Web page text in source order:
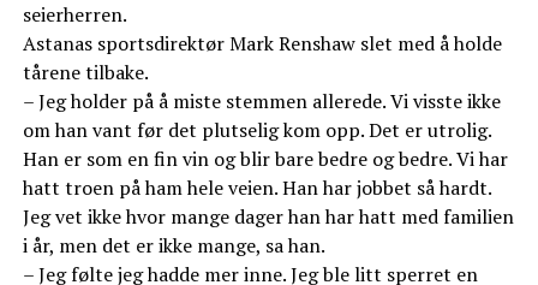
seierherren.
Astanas sportsdirektør Mark Renshaw slet med å holde
tårene tilbake.
– Jeg holder på å miste stemmen allerede. Vi visste ikke
om han vant før det plutselig kom opp. Det er utrolig.
Han er som en fin vin og blir bare bedre og bedre. Vi har
hatt troen på ham hele veien. Han har jobbet så hardt.
Jeg vet ikke hvor mange dager han har hatt med familien
i år, men det er ikke mange, sa han.
– Jeg følte jeg hadde mer inne. Jeg ble litt sperret en